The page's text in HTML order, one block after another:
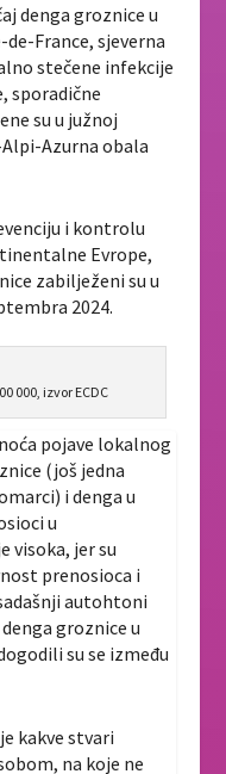
denga groznice u
France, sjeverna
stečene infekcije
sporadične
su u južnoj
Azurna obala
i kontrolu
Evrope,
zabilježeni su u
2024.
000, izvor ECDC
pojave lokalnog
(još jedna
i denga u
u
visoka, jer su
prenosioca i
autohtoni
groznice u
su se između
kakve stvari
na koje ne